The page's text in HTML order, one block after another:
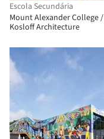
Escola Secundária
Mount Alexander College /
Kosloff Architecture